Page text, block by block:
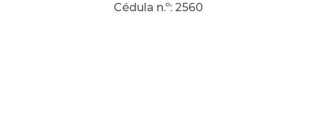
Cédula n.º: 2560